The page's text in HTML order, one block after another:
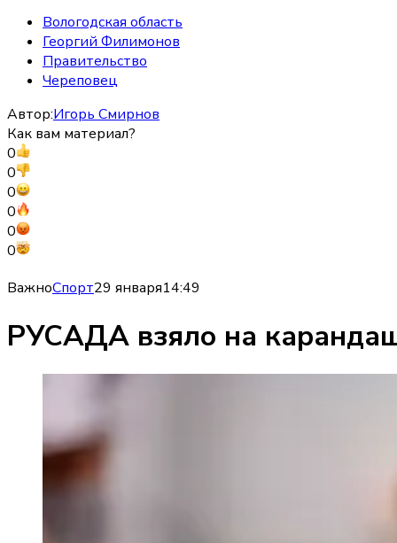
Вологодская область
Георгий Филимонов
Правительство
Череповец
Автор:Игорь Смирнов
Как вам материал?
0
0
0
0
0
0
ВажноСпорт29 января14:49
РУСАДА взяло на